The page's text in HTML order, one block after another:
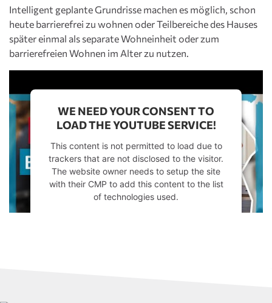
Intelligent geplante Grundrisse machen es möglich, schon
heute barrierefrei zu wohnen oder Teilbereiche des Hauses
später einmal als separate Wohneinheit oder zum
barrierefreien Wohnen im Alter zu nutzen.
WE NEED YOUR CONSENT TO
LOAD THE YOUTUBE SERVICE!
This content is not permitted to load due to
trackers that are not disclosed to the visitor.
The website owner needs to setup the site
with their CMP to add this content to the list
of technologies used.